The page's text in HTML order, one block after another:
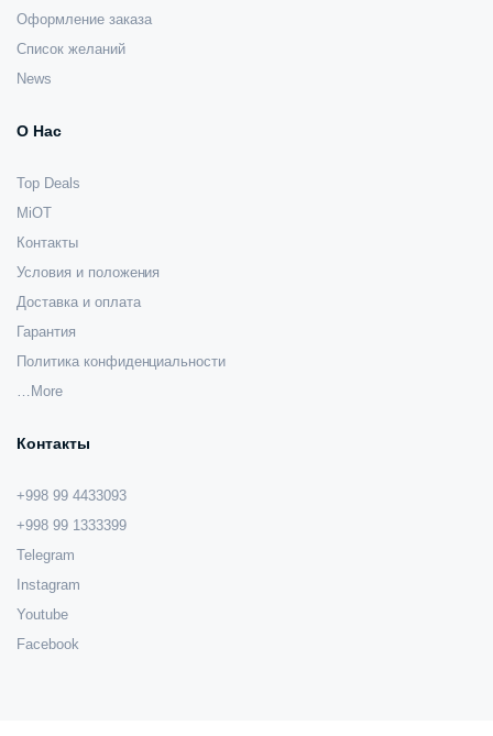
Оформление заказа
Список желаний
News
О Нас
Top Deals
MiOT
Контакты
Условия и положения
Доставка и оплата
Гарантия
Политика конфиденциальности
…More
Контакты
+998 99 4433093
+998 99 1333399
Telegram
Instagram
Youtube
Facebook